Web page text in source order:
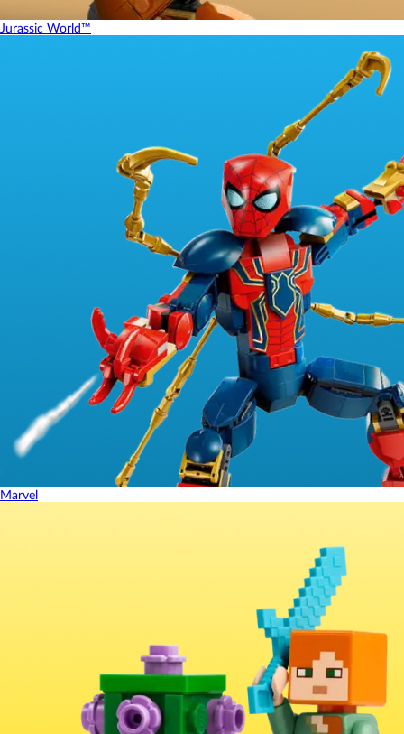
Jurassic World™
Marvel